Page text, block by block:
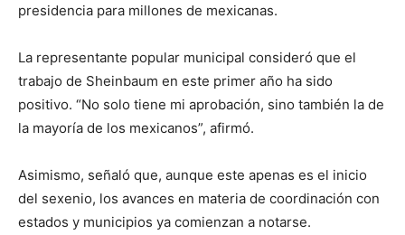
presidencia para millones de mexicanas.
La representante popular municipal consideró que el
trabajo de Sheinbaum en este primer año ha sido
positivo. “No solo tiene mi aprobación, sino también la de
la mayoría de los mexicanos”, afirmó.
Asimismo, señaló que, aunque este apenas es el inicio
del sexenio, los avances en materia de coordinación con
estados y municipios ya comienzan a notarse.